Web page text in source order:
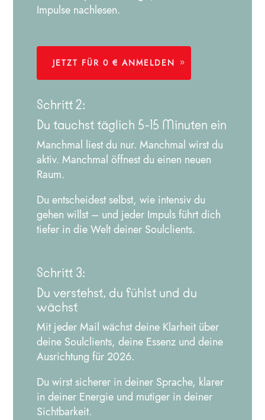
Impulse nachlesen.
JETZT FÜR 0 € ANMELDEN
Schritt 2:
Du tauchst täglich 5-15 Minuten ein
Manchmal liest du nur. Manchmal wirst du
aktiv. Manchmal öffnest du einen neuen
Raum.
Du entscheidest selbst, wie intensiv du
gehen willst – und jeder Impuls führt dich
tiefer in die Welt deiner Soulclients.
Schritt 3:
Du verstehst, du fühlst und du
wächst
Mit jeder Mail wächst deine Klarheit über
deine Soulclients, deine Essenz und deine
Ausrichtung für 2026.
Du wirst sicherer in deiner Sprache, klarer
in deiner Energie und mutiger in deiner
Sichtbarkeit.